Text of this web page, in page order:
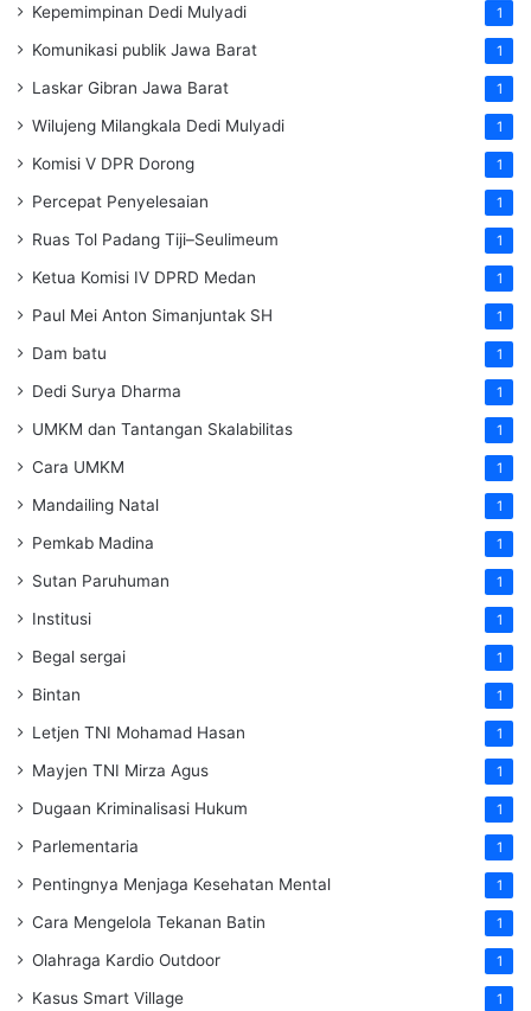
Kepemimpinan Dedi Mulyadi 1
Komunikasi publik Jawa Barat 1
Laskar Gibran Jawa Barat 1
Wilujeng Milangkala Dedi Mulyadi 1
Komisi V DPR Dorong 1
Percepat Penyelesaian 1
Ruas Tol Padang Tiji–Seulimeum 1
Ketua Komisi IV DPRD Medan 1
Paul Mei Anton Simanjuntak SH 1
Dam batu 1
Dedi Surya Dharma 1
UMKM dan Tantangan Skalabilitas 1
Cara UMKM 1
Mandailing Natal 1
Pemkab Madina 1
Sutan Paruhuman 1
Institusi 1
Begal sergai 1
Bintan 1
Letjen TNI Mohamad Hasan 1
Mayjen TNI Mirza Agus 1
Dugaan Kriminalisasi Hukum 1
Parlementaria 1
Pentingnya Menjaga Kesehatan Mental 1
Cara Mengelola Tekanan Batin 1
Olahraga Kardio Outdoor 1
Kasus Smart Village 1